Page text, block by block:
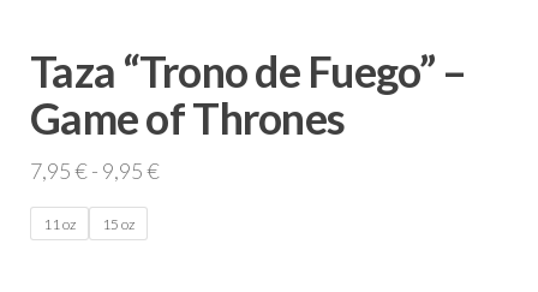
Taza “Trono de Fuego” –
Game of Thrones
7,95€- 9,95€
11 oz 15 oz